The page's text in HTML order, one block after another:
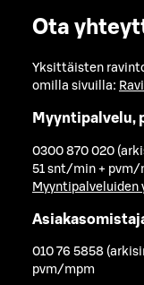
Ota
Yksittäisten
omilla sivuilla:
Myyntipalvelu,
0300 870 020
51 snt/min + pvm/
Myyntipalveluiden
010 76 5858
pvm/mpm